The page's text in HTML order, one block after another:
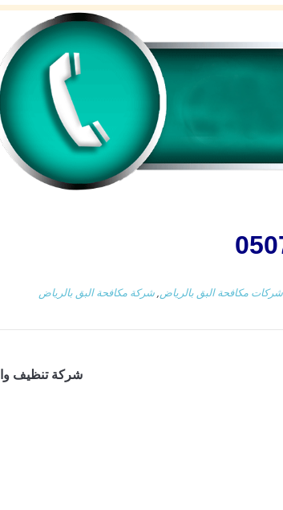
شركات مكافحة البق بالرياض,شركة مكافحة البق بالرياض
شركة تنظيف